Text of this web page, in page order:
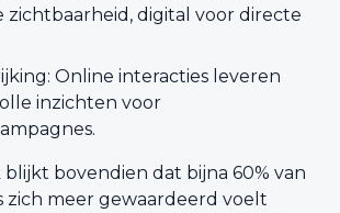
zichtbaarheid, digital voor directe
Online interacties leveren
inzichten voor
bovendien dat bijna 60% van
zich meer gewaardeerd voelt